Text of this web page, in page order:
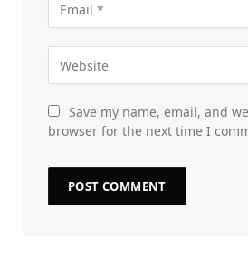
Save my name, email, and
browser for the next time I